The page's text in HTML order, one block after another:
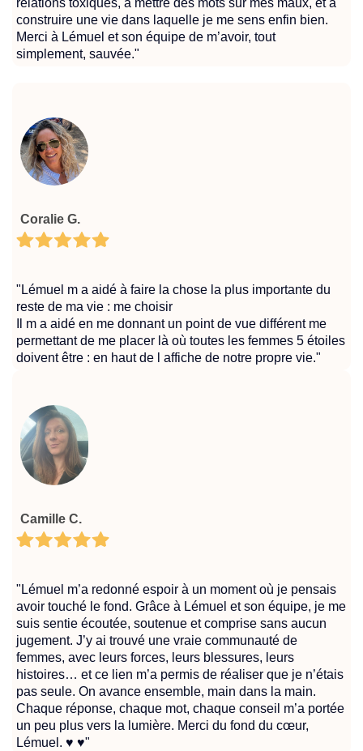
construire une vie dans laquelle je me sens enfin bien.
Merci à Lémuel et son équipe de m’avoir, tout
simplement, sauvée."
Coralie G.
"Lémuel m a aidé à faire la chose la plus importante du
reste de ma vie : me choisir
Il m a aidé en me donnant un point de vue différent me
permettant de me placer là où toutes les femmes 5 étoiles
doivent être : en haut de l affiche de notre propre vie."
Camille C.
"Lémuel m’a redonné espoir à un moment où je pensais
avoir touché le fond. Grâce à Lémuel et son équipe, je me
suis sentie écoutée, soutenue et comprise sans aucun
jugement. J’y ai trouvé une vraie communauté de
femmes, avec leurs forces, leurs blessures, leurs
histoires… et ce lien m’a permis de réaliser que je n’étais
pas seule. On avance ensemble, main dans la main.
Chaque réponse, chaque mot, chaque conseil m’a portée
un peu plus vers la lumière. Merci du fond du cœur,
Lémuel. ♥️ ♥️"